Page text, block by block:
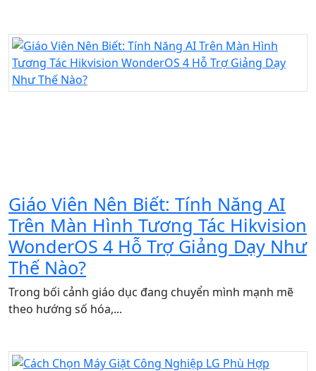
Giáo Viên Nên Biết: Tính Năng AI
Trên Màn Hình Tương Tác Hikvision
WonderOS 4 Hỗ Trợ Giảng Dạy Như
Thế Nào?
Trong bối cảnh giáo dục đang chuyển mình mạnh mẽ
theo hướng số hóa,...